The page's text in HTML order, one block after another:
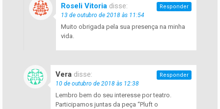
Roseli Vitoria disse:
13 de outubro de 2018 às 11:54
Muito obrigada pela sua presença na minha
vida.
Responder
Vera disse:
10 de outubro de 2018 às 12:38
Lembro bem do seu interesse por teatro.
Participamos juntas da peça “Pluft o
Responder